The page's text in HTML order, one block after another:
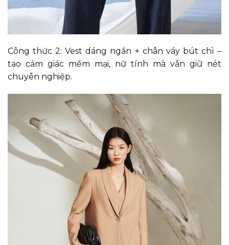
Công thức 2: Vest dáng ngắn + chân váy bút chì –
tạo cảm giác mềm mại, nữ tính mà vẫn giữ nét
chuyên nghiệp.